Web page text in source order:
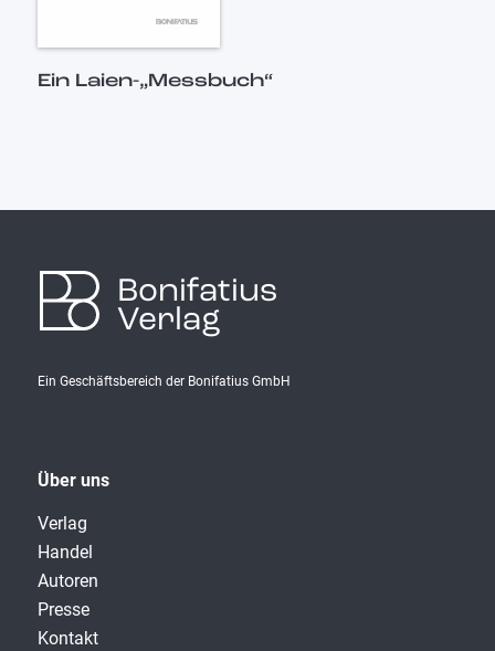
Ein Laien-„Messbuch“
Bonifatius
Verlag
Ein Geschäftsbereich der Bonifatius GmbH
Über uns
Verlag
Handel
Autoren
Presse
Kontakt